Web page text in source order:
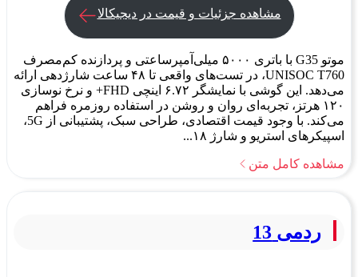
مشاهده جزئیات و قیمت در دیجیکالا
موتو G35 با باتری ۵۰۰۰ میلی‌آمپرساعتی و پردازنده کم‌مصرف
UNISOC T760، در تست‌های واقعی تا ۴۸ ساعت شارژدهی ارائه
می‌دهد. این گوشی با نمایشگر ۶.۷۲ اینچی FHD+ و نرخ نوسازی
۱۲۰ هرتز، تجربه‌ای روان و روشن در استفاده روزمره فراهم
می‌کند. با وجود قیمت اقتصادی، طراحی سبک، پشتیبانی از 5G،
اسپیکرهای استریو و شارژ ۱۸...
مشاهده کامل متن
ردمی 13